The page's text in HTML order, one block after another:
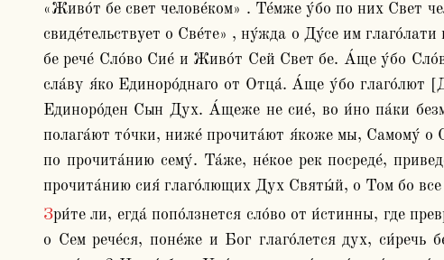
«Живо́т бе свет челове́ком» . Те́мже у́бо по них Свет
свиде́тельствует о Све́те» , ну́жда о Ду́се им
бе рече́ Сло́во Сие́ и Живо́т Сей Свет бе. А́ще у́бо
сла́ву я́ко Единоро́днаго от Отца́. А́ще у́бо глаго́лют
Единоро́ден Сын Дух. А́щеже не сие́, во и́но па́ки
полага́ют то́чки, ниже́ прочита́ют я́коже мы, Самому́
по прочита́нию сему́. Та́же, не́кое рек посреде́,
прочита́нию сия́ глаго́лющих Дух Святы́й, о Том бо все
Зри́те ли, егда́ попо́лзнется сло́во от и́стинны, где превраща́ется и коли́ко ражда́ет безме́стная? Что у́бо? Несть ли Дух свет, рече́? Есть у́бо свет, но зде не
о Сем рече́ся, поне́же и Бог глаго́лется дух,